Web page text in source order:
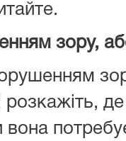
зору,
розкажіть,
вона